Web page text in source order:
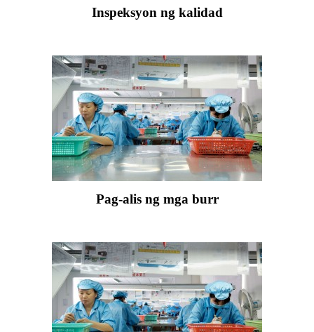
Inspeksyon ng kalidad
Pag-alis ng mga burr